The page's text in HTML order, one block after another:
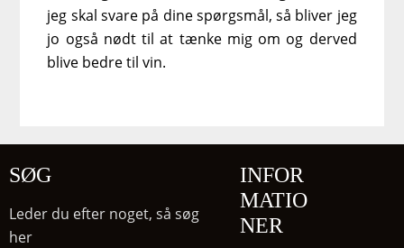
jeg skal svare på dine spørgsmål, så bliver jeg
jo også nødt til at tænke mig om og derved
blive bedre til vin.
SØG
Leder du efter noget, så søg
her
INFOR
MATIO
NER